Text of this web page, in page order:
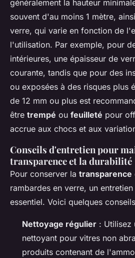
généralement la hauteur
souvent d'au moins 1 mètre,
verre, qui varie en fonction de
l'utilisation. Par exemple, pour
intérieures, une épaisseur de
courante, tandis que pour des
ou exposées à des risques plus
de 12 mm ou plus est
être trempé ou feuilleté pour
accrue aux chocs et aux
Conseils d'entretien pour
transparence et la durabilité
Pour conserver la transparence
rambardes en verre, un
essentiel. Voici quelques
Nettoyage régulier : Utilisez
nettoyant pour vitres non
produits contenant de